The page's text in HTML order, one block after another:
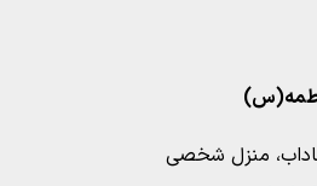
منزل شخصی